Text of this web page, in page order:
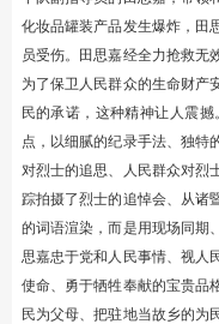
化妆品罐装产品发生爆炸，田
员受伤。田思嘉经全力抢救无
为了保卫人民群众的生命财产
民的承诺，这种精神让人震
点，以细腻的纪录手法、独特
对烈士的追思、人民群众对烈
踪拍摄了烈士的追悼会、从诸
的词语渲染，而是用现场同期
思嘉忠于党和人民事情、视人
使命、勇于牺牲奉献的宝贵品
民为父母、把驻地当故乡的为